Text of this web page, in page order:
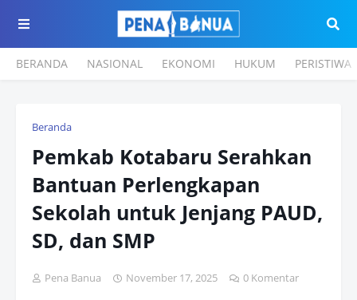
BERANDA NASIONAL EKONOMI HUKUM PERISTIWA
Beranda
Pemkab Kotabaru Serahkan
Bantuan Perlengkapan
Sekolah untuk Jenjang PAUD,
SD, dan SMP
Pena Banua November 17, 2025 0 Komentar